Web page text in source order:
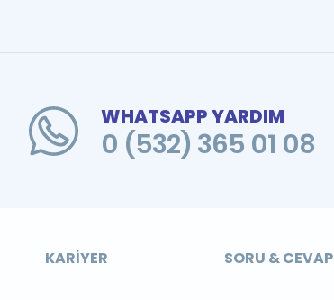
WHATSAPP YARDIM
0 (532) 365 01 08
KARIYER SORU & CEVAP